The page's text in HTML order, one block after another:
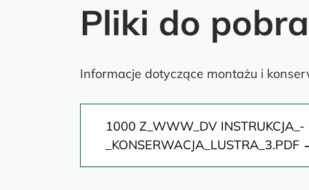
Pliki do
Informacje dotyczące montażu i
1000 Z_WWW_DV INSTRUKCJA_-
_KONSERWACJA_LUSTRA_3.PDF